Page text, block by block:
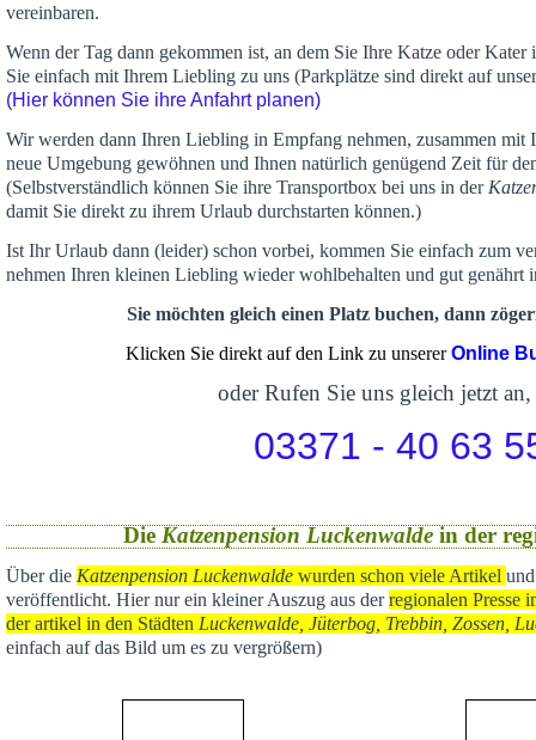
vereinbaren.
Wenn der Tag dann gekommen ist, an dem Sie Ihre Katze oder
Sie einfach mit Ihrem Liebling zu uns (Parkplätze sind direkt auf
(Hier können Sie ihre Anfahrt planen)
Wir werden dann Ihren Liebling in Empfang nehmen, zusammen mit
neue Umgebung gewöhnen und Ihnen natürlich genügend Zeit für
(Selbstverständlich können Sie ihre Transportbox bei uns in der
damit Sie direkt zu ihrem Urlaub durchstarten können.)
Ist Ihr Urlaub dann (leider) schon vorbei, kommen Sie einfach zum
nehmen Ihren kleinen Liebling wieder wohlbehalten und gut genährt
Sie möchten gleich einen Platz buchen, dann
Klicken Sie direkt auf den Link zu unsererOnline
oder Rufen Sie uns gleich jetzt an,
03371 - 40 63
Die Katzenpension Luckenwaldein der
Über die Katzenpension Luckenwalde wurden schon viele Artikel
veröffentlicht. Hier nur ein kleiner Auszug aus derregionalen Presse
der artikel in den Städten Luckenwalde, Jüterbog, Trebbin, Zossen,
einfach auf das Bild um es zu vergrößern)